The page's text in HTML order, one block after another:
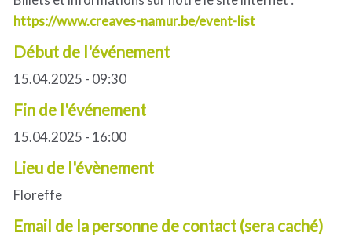
https://www.creaves-namur.be/event-list
Début de l'événement
15.04.2025 - 09:30
Fin de l'événement
15.04.2025 - 16:00
Lieu de l'évènement
Floreffe
Email de la personne de contact (sera caché)